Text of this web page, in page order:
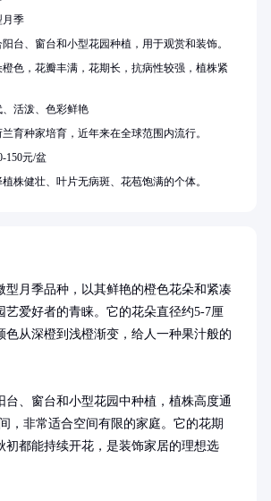
型月季品种，以其鲜艳的橙色花朵和紧凑
艺爱好者的青睐。它的花朵直径约5-7厘
色从深橙到浅橙渐变，给人一种果汁般的
台、窗台和小型花园中种植，植株高度通
，非常适合空间有限的家庭。它的花期
初都能持续开花，是装饰家居的理想选
月季
阳台、窗台和小型花园种植，用于观赏和装饰。
橙色，花瓣丰满，花期长，抗病性较强，植株紧
、活泼、色彩鲜艳
兰育种家培育，近年来在全球范围内流行。
150元/盆
株健壮、叶片无病斑、花苞饱满的个体。